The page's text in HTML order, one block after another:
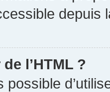
depuis
l’HTML ?
possible